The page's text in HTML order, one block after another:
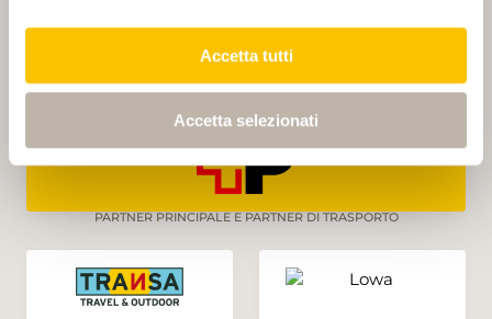
Accetta tutti
Accetta selezionati
PARTNER PRINCIPALE
PARTNER PRINCIPALE E PARTNER DI TRASPORTO